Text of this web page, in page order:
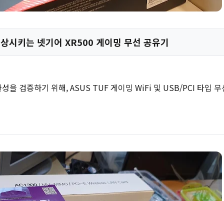
시키는 넷기어 XR500 게이밍 무선 공유기
을 검증하기 위해, ASUS TUF 게이밍 WiFi 및 USB/PCI 타입 무